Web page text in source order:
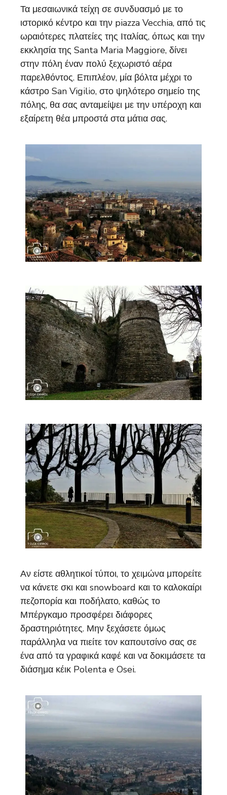
Τα μεσαιωνικά τείχη σε συνδυασμό με το
ιστορικό κέντρο και την piazza Vecchia, από τις
ωραιότερες πλατείες της Ιταλίας, όπως και την
εκκλησία της Santa Maria Maggiore, δίνει
στην πόλη έναν πολύ ξεχωριστό αέρα
παρελθόντος. Επιπλέον, μία βόλτα μέχρι το
κάστρο San Vigilio, στο ψηλότερο σημείο της
πόλης, θα σας ανταμείψει με την υπέροχη και
εξαίρετη θέα μπροστά στα μάτια σας.
Αν είστε αθλητικοί τύποι, το χειμώνα μπορείτε
να κάνετε σκι και snowboard και το καλοκαίρι
πεζοπορία και ποδήλατο, καθώς το
Μπέργκαμο προσφέρει διάφορες
δραστηριότητες. Μην ξεχάσετε όμως
παράλληλα να πιείτε τον καπουτσίνο σας σε
ένα από τα γραφικά καφέ και να δοκιμάσετε τα
διάσημα κέικ Polenta e Osei.